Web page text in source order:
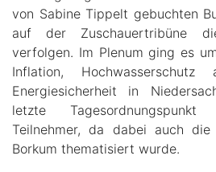
von Sabine Tippelt gebuchten
auf der Zuschauertribüne
verfolgen. Im Plenum ging es
Inflation,
Energiesicherheit in
letzte
Teilnehmer, da dabei auch
Borkum thematisiert wurde.